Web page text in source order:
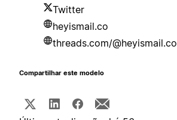
Twitter
heyismail.co
threads.com/@heyismail.co
Compartilhar este modelo